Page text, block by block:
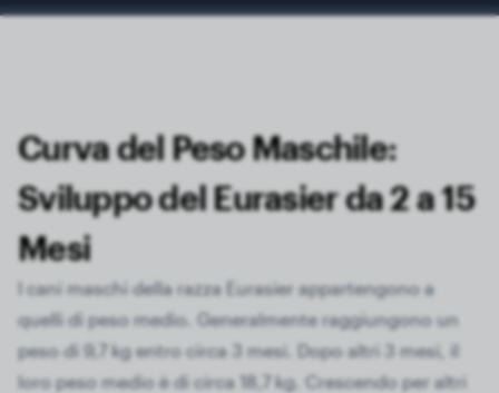
Curva del Peso Maschile:
Sviluppo del Eurasier da 2 a 15
Mesi
I cani maschi della razza Eurasier appartengono a
quelli di peso medio. Generalmente raggiungono un
peso di 9,7 kg entro circa 3 mesi. Dopo altri 3 mesi, il
loro peso medio è di circa 18,7 kg. Crescendo per altri